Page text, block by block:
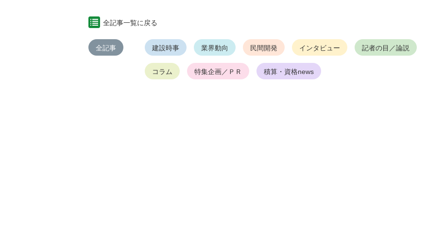
全記事一覧に戻る
全記事 建設時事 業界動向 民間開発 インタビュー 記者の目／論説
コラム 特集企画／ＰＲ 積算・資格news